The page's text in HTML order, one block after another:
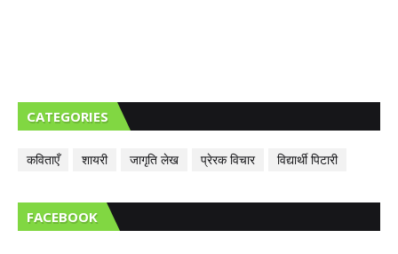
CATEGORIES
कविताएँ शायरी जागृति लेख प्रेरक विचार विद्यार्थी पिटारी
FACEBOOK